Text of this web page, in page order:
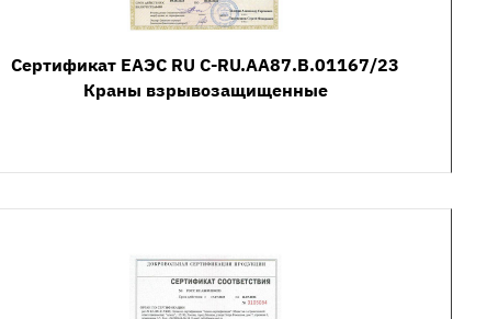
Сертификат ЕАЭС RU С-RU.AA87.B.01167/23
Краны взрывозащищенные